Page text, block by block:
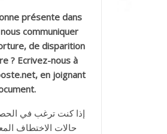
présente dans
communiquer
de disparition
? Ecrivez-nous à
en joignant
إذا كنت ترغب في
حالات الاختطاف